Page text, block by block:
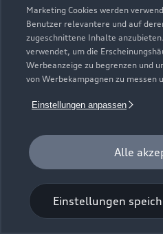
Marketing Cookies werden
Benutzer relevantere und auf
zugeschnittene Inhalte
verwendet, um die
Werbeanzeige zu begrenzen und
von Werbekampagnen zu messen
Einstellungen anpassen
Alle
Einstellungen
Universal-
Für einen glänzenden
Zur Audi Shopping World